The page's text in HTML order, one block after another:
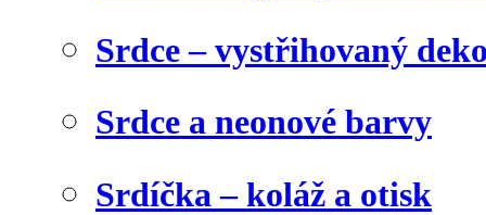
Srdce – vystřihovaný
Srdce a neonové barvy
Srdíčka – koláž a otisk